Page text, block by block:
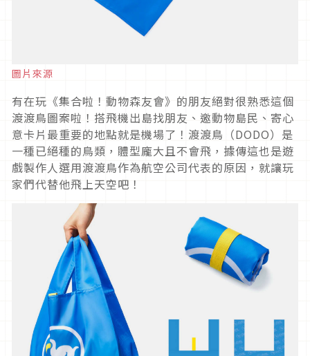
圖片來源
有在玩《集合啦！動物森友會》的朋友絕對很熟悉這個
渡渡鳥圖案啦！搭飛機出島找朋友、邀動物島民、寄心
意卡片最重要的地點就是機場了！渡渡鳥（DODO）是
一種已絕種的鳥類，體型龐大且不會飛，據傳這也是遊
戲製作人選用渡渡鳥作為航空公司代表的原因，就讓玩
家們代替他飛上天空吧！